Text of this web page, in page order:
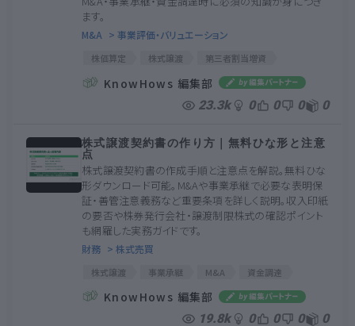
ます。
M&A > 事業評価・バリュエーション
株価算定 株式譲渡
第三者割当増資
資金調達
株価算定
株式譲渡
資金調達 非上場企業
KnowHows 編集部
23.3k 0 0 0 0
株式譲渡契約書の作り方｜無料ひな形と注意
点
株式譲渡契約書の作成手順と注意点を解説。無料ひな
形ダウンロード可能。M&Aや事業承継で必要な表明保
証・善管注意義務など重要条項を詳しく説明。収入印紙
の要否や株券発行会社・譲渡制限株式の確認ポイント
も網羅した実務ガイドです。
財務 > 株式売買
株式譲渡 事業承継 M&A
資金調達
株式価値
事業譲渡 表明保証 譲渡制限株式
KnowHows 編集部
19.8k 0 0 0 0